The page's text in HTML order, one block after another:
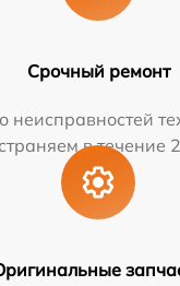
Срочный ремонт
неисправностей
в течение